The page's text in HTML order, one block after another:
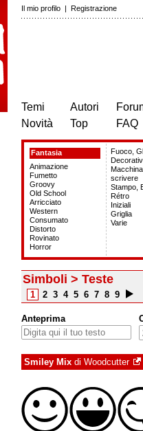
Il mio profilo | Registrazione
Temi
Novità
Autori
Top
FAQ
Fantasia
Animazione
Fumetto
Groovy
Old School
Arricciato
Western
Consumato
Distorto
Rovinato
Horror
Fuoco,
scrivere
Stampo,
Rétro
Iniziali
Griglia
Varie
Simboli > Teste
1 2 3 4 5 6 7 8 9
Anteprima
Smiley Mix di Woodcutter